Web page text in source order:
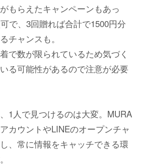
もらえたキャンペーンもあっ
で、3回贈れば合計で1500円分
チャンスも。
で数が限られているため気づく
る可能性があるので注意が必要
1人で見つけるのは大変。MURA
カウントやLINEのオープンチャ
、常に情報をキャッチできる環